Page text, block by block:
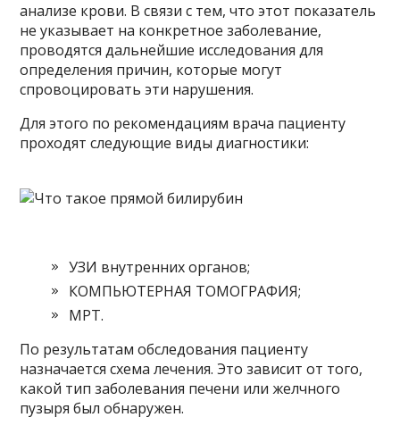
анализе крови. В связи с тем, что этот показатель
не указывает на конкретное заболевание,
проводятся дальнейшие исследования для
определения причин, которые могут
спровоцировать эти нарушения.
Для этого по рекомендациям врача пациенту
проходят следующие виды диагностики:
УЗИ внутренних органов;
КОМПЬЮТЕРНАЯ ТОМОГРАФИЯ;
МРТ.
По результатам обследования пациенту
назначается схема лечения. Это зависит от того,
какой тип заболевания печени или желчного
пузыря был обнаружен.